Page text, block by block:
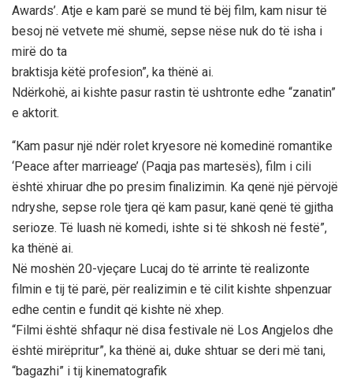
Awards’. Atje e kam parë se mund të bëj film, kam nisur të
besoj në vetvete më shumë, sepse nëse nuk do të isha i
mirë do ta
braktisja këtë profesion”, ka thënë ai.
Ndërkohë, ai kishte pasur rastin të ushtronte edhe “zanatin”
e aktorit.
“Kam pasur një ndër rolet kryesore në komedinë romantike
‘Peace after marrieage’ (Paqja pas martesës), film i cili
është xhiruar dhe po presim finalizimin. Ka qenë një përvojë
ndryshe, sepse role tjera që kam pasur, kanë qenë të gjitha
serioze. Të luash në komedi, ishte si të shkosh në festë”,
ka thënë ai.
Në moshën 20-vjeçare Lucaj do të arrinte të realizonte
filmin e tij të parë, për realizimin e të cilit kishte shpenzuar
edhe centin e fundit që kishte në xhep.
“Filmi është shfaqur në disa festivale në Los Angjelos dhe
është mirëpritur”, ka thënë ai, duke shtuar se deri më tani,
“bagazhi” i tij kinematografik